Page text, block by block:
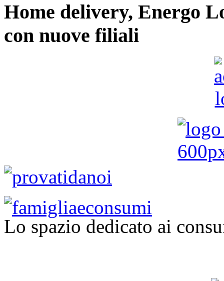
Home delivery, Energo
con nuove filiali
Lo spazio dedicato ai